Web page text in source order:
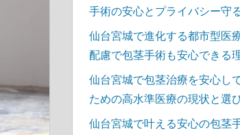
手術の安心とプライバシー守
仙台宮城で進化する都市型医
配慮で包茎手術も安心できる
仙台宮城で包茎治療を安心し
ための高水準医療の現状と選
仙台宮城で叶える安心の包茎